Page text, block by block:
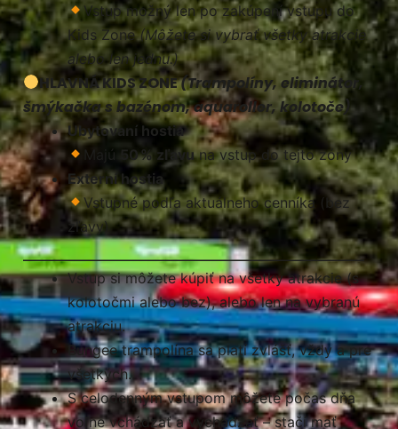
Vstup možný len po zakúpení vstupu do
Kids Zone(Môžete si vybrať všetky atrakcie
alebo len jednu.)
HLAVNÁ KIDS ZONE(Trampolíny, eliminátor,
šmýkačka s bazénom, aquaroller, kolotoče)
Ubytovaní hostia
Majú 50 % zľavuna vstup do tejto zóny
Externí hostia
Vstupné podľa aktuálneho cenníka (bez
zľavy)
________________________________
Vstup si môžete kúpiť na všetky atrakcie (s
kolotočmi alebo bez), alebo len na vybranú
atrakciu.
Bungee trampolína sa platí zvlášť, vždy a pre
všetkých.
S celodenným vstupom môžete počas dňa
voľne vchádzať a vychádzať – stačí mať